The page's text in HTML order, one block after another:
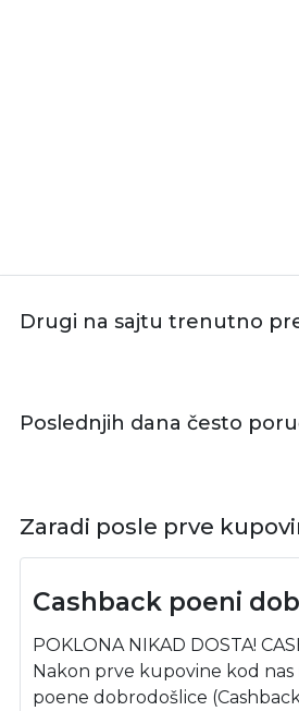
Drugi na sajtu trenutno
Poslednjih dana često
Zaradi posle prve
Cashback poeni
POKLONA NIKAD DOSTA!
Nakon prve kupovine kod nas
poene dobrodošlice